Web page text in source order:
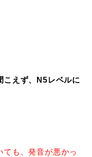
こえず、N5レベルに
ても、発音が悪かっ